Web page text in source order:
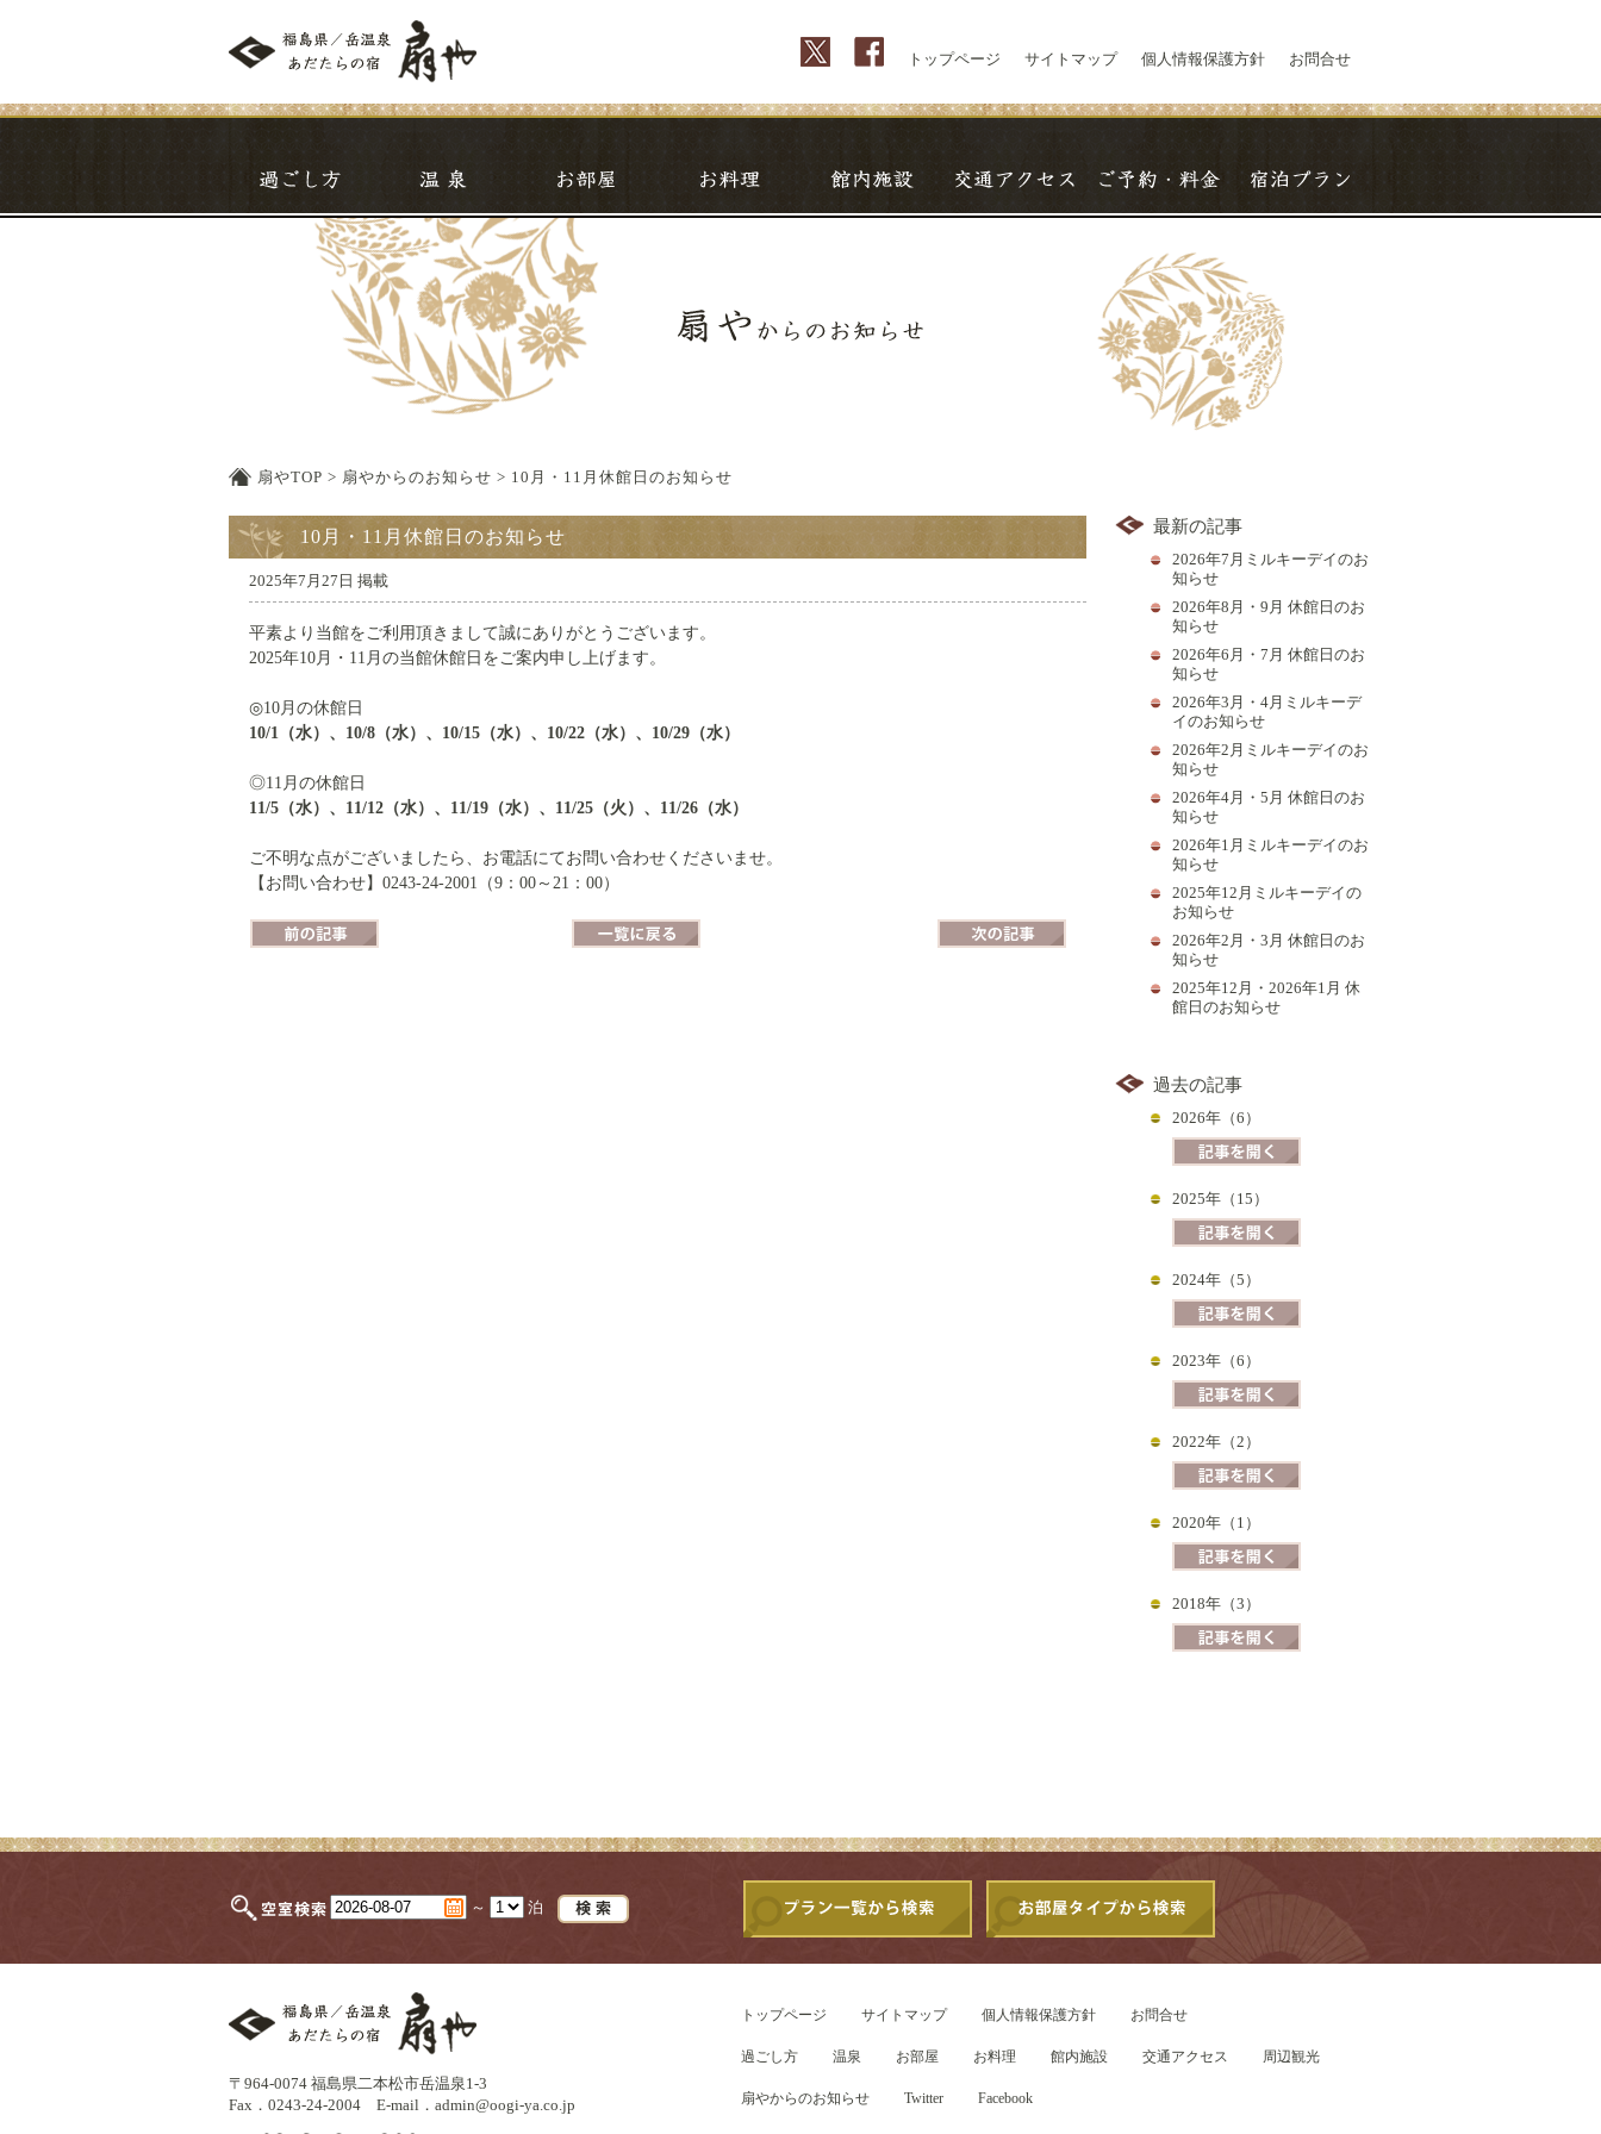
トップページ サイトマップ 個人情報保護方針 お問合せ
扇やTOP > 扇やからのお知らせ > 10月・11月休館日のお知らせ
10月・11月休館日のお知らせ
2025年7月27日 掲載
平素より当館をご利用頂きまして誠にありがとうございます。
2025年10月・11月の当館休館日をご案内申し上げます。
◎10月の休館日
10/1（水）、10/8（水）、10/15（水）、10/22（水）、10/29（水）
◎11月の休館日
11/5（水）、11/12（水）、11/19（水）、11/25（火）、11/26（水）
ご不明な点がございましたら、お電話にてお問い合わせくださいませ。
【お問い合わせ】0243-24-2001（9：00～21：00）
最新の記事
2026年7月ミルキーデイのお
知らせ
2026年8月・9月 休館日のお
知らせ
2026年6月・7月 休館日のお
知らせ
2026年3月・4月ミルキーデ
イのお知らせ
2026年2月ミルキーデイのお
知らせ
2026年4月・5月 休館日のお
知らせ
2026年1月ミルキーデイのお
知らせ
2025年12月ミルキーデイの
お知らせ
2026年2月・3月 休館日のお
知らせ
2025年12月・2026年1月 休
館日のお知らせ
過去の記事
2026年（6）
2025年（15）
2024年（5）
2023年（6）
2022年（2）
2020年（1）
2018年（3）
～ 泊
〒964-0074 福島県二本松市岳温泉1-3
Fax．0243-24-2004 E-mail． admin@oogi-ya.co.jp
トップページ サイトマップ 個人情報保護方針 お問合せ
過ごし方 温泉 お部屋 お料理 館内施設 交通アクセス 周辺観光
扇やからのお知らせ Twitter Facebook